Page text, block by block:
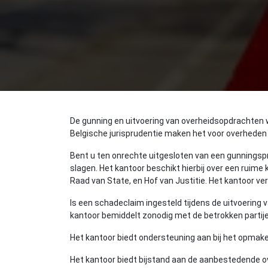
De gunning en uitvoering van
Belgische jurisprudentie maken het voor
Bent u ten onrechte uitgesloten van een
slagen. Het kantoor beschikt hierbij over een
Raad van State, en Hof van Justitie. Het kantoor
Is een schadeclaim ingesteld tijdens de uitvoering
kantoor bemiddelt zonodig met de betrokken
Het kantoor biedt ondersteuning aan bij het
Het kantoor biedt bijstand aan de aanbestedende